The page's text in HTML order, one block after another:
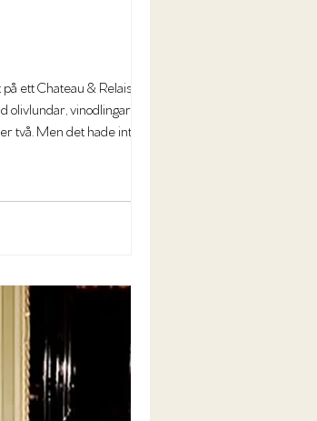
ett Chateau & Relais hotell i
vinodlingar och
två. Men det hade inte räckt